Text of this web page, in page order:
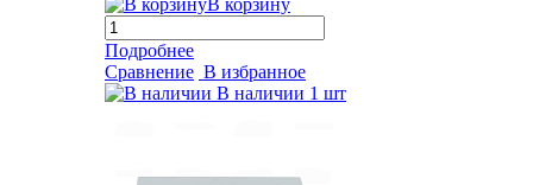
В корзину
Подробнее
Сравнение В избранное
В наличии 1 шт